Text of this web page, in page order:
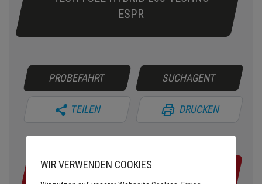
ESPR
PROBEFAHRT
TEILEN
SUCHAGENT
DRUCKEN
WIR VERWENDEN COOKIES